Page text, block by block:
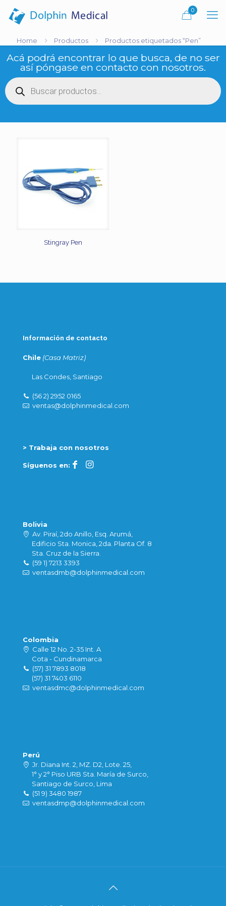
0
Home Productos Productos etiquetados “Pen”
Acá podrá encontrar lo que busca, de no ser
así póngase en contacto con nosotros.
Búsqueda
de
productos
Stingray Pen
Información de contacto
Chile (Casa Matriz)
Las Condes, Santiago
(56 2) 2952 0165
ventas@dolphinmedical.com
> Trabaja con nosotros
Síguenos en:
Bolivia
Av. Piraí, 2do Anillo, Esq. Arumá,
Edificio Sta. Monica, 2da. Planta Of. 8
Sta. Cruz de la Sierra.
(59 1) 7213 3393
ventasdmb@dolphinmedical.com
Colombia
Calle 12 No. 2-35 Int. A
Cota - Cundinamarca
(57) 31 7893 8018
(57) 31 7403 6110
ventasdmc@dolphinmedical.com
Perú
Jr. Diana Int. 2, MZ. D2, Lote. 25,
1° y 2° Piso URB Sta. María de Surco,
Santiago de Surco, Lima
(51 9) 3480 1987
ventasdmp@dolphinmedical.com